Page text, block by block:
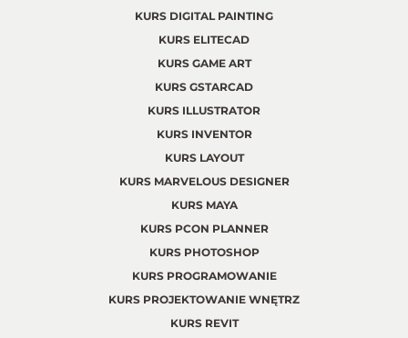
KURS DIGITAL PAINTING
KURS ELITECAD
KURS GAME ART
KURS GSTARCAD
KURS ILLUSTRATOR
KURS INVENTOR
KURS LAYOUT
KURS MARVELOUS DESIGNER
KURS MAYA
KURS PCON PLANNER
KURS PHOTOSHOP
KURS PROGRAMOWANIE
KURS PROJEKTOWANIE WNĘTRZ
KURS REVIT